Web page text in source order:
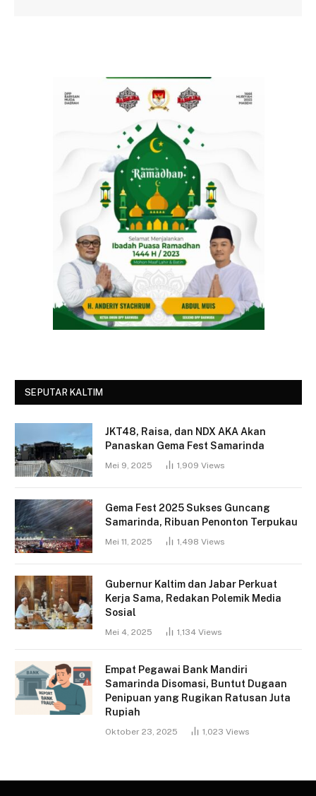
SEPUTAR KALTIM
JKT48, Raisa, dan NDX AKA Akan
Panaskan Gema Fest Samarinda
Mei 9, 2025 1,909 Views
Gema Fest 2025 Sukses Guncang
Samarinda, Ribuan Penonton Terpukau
Mei 11, 2025 1,498 Views
Gubernur Kaltim dan Jabar Perkuat
Kerja Sama, Redakan Polemik Media
Sosial
Mei 4, 2025 1,134 Views
Empat Pegawai Bank Mandiri
Samarinda Disomasi, Buntut Dugaan
Penipuan yang Rugikan Ratusan Juta
Rupiah
Oktober 23, 2025 1,023 Views